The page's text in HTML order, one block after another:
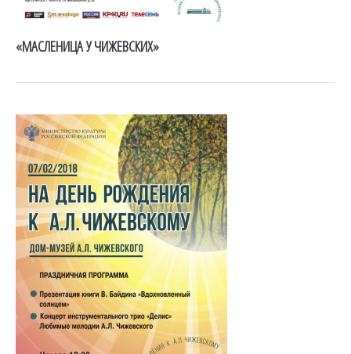
«МАСЛЕНИЦА У ЧИЖЕВСКИХ»